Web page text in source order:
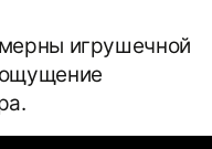
игрушечной